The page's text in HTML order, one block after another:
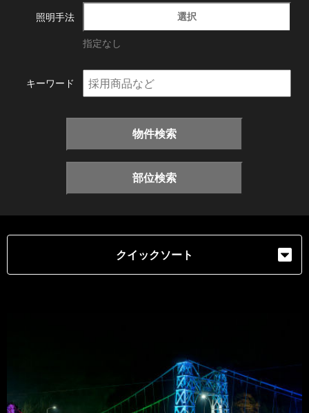
照明手法 選択
指定なし
キーワード
物件検索
部位検索
クイックソート